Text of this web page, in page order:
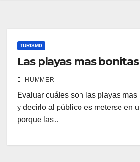
TURISMO
Las playas mas
HUMMER
Evaluar cuáles son las playas mas
y decirlo al público es meterse en
porque las…